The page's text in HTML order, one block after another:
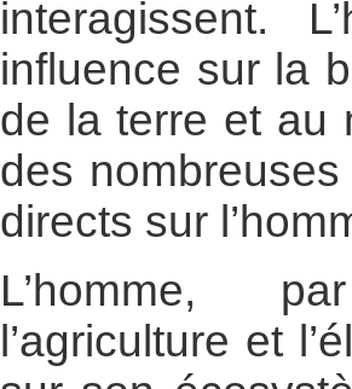
interagissent.
influence sur la
de la terre et au
des
directs sur
L’homme,
l’agriculture et